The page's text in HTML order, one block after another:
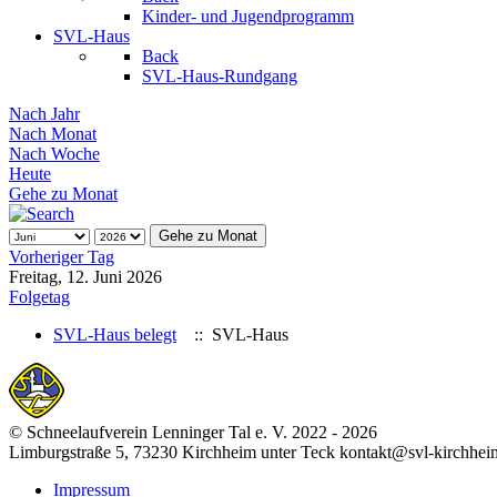
Kinder- und Jugendprogramm
SVL-Haus
Back
SVL-Haus-Rundgang
Nach Jahr
Nach Monat
Nach Woche
Heute
Gehe zu Monat
Gehe zu Monat
Vorheriger Tag
Freitag, 12. Juni 2026
Folgetag
SVL-Haus belegt
:: SVL-Haus
© Schneelaufverein Lenninger Tal e. V. 2022 - 2026
Limburgstraße 5, 73230 Kirchheim unter Teck kontakt@svl-
Impressum